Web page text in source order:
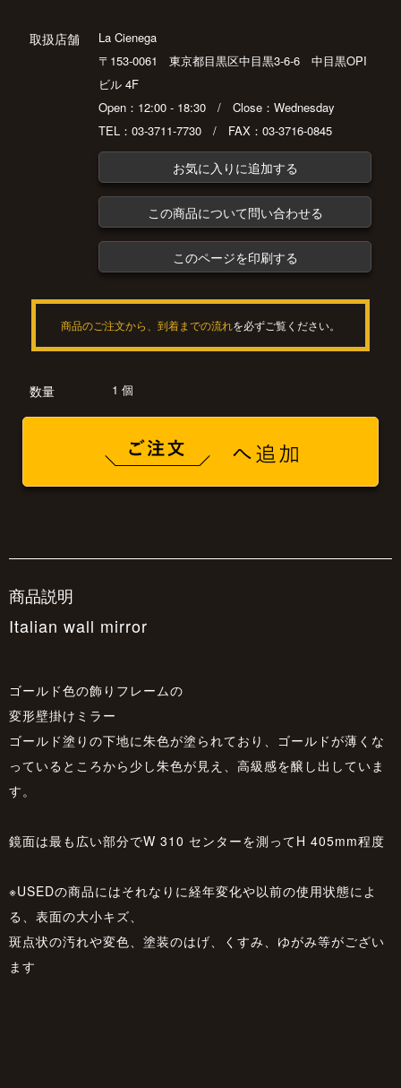
取扱店舗
La Cienega
〒153-0061 東京都目黒区中目黒3-6-6 中目黒OPI
ビル 4F
Open：12:00 - 18:30 / Close：Wednesday
TEL：03-3711-7730 / FAX：03-3716-0845
お気に入りに追加する
この商品について問い合わせる
このページを印刷する
商品のご注文から、到着までの流れを必ずご覧ください。
数量 1 個
商品説明
Italian wall mirror
ゴールド色の飾りフレームの
変形壁掛けミラー
ゴールド塗りの下地に朱色が塗られており、ゴールドが薄くな
っているところから少し朱色が見え、高級感を醸し出していま
す。
鏡面は最も広い部分でW 310 センターを測ってH 405mm程度
※USEDの商品にはそれなりに経年変化や以前の使用状態によ
る、表面の大小キズ、
斑点状の汚れや変色、塗装のはげ、くすみ、ゆがみ等がござい
ます